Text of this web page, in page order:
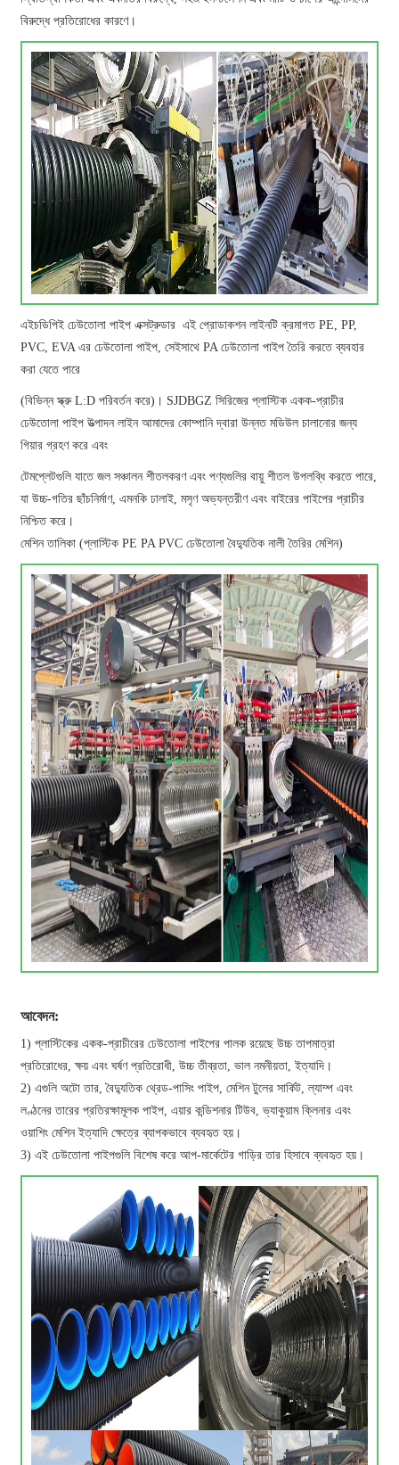
বিরুদ্ধে প্রতিরোধের কারণে।
এইচডিপিই ঢেউতোলা পাইপ এক্সট্রুডার এই প্রোডাকশন লাইনটি ক্রমাগত PE, PP,
PVC, EVA এর ঢেউতোলা পাইপ, সেইসাথে PA ঢেউতোলা পাইপ তৈরি করতে ব্যবহার
করা যেতে পারে
(বিভিন্ন স্ক্রু L:D পরিবর্তন করে)। SJDBGZ সিরিজের প্লাস্টিক একক-প্রাচীর
ঢেউতোলা পাইপ উত্পাদন লাইন আমাদের কোম্পানি দ্বারা উন্নত মডিউল চালানোর জন্য
গিয়ার গ্রহণ করে এবং
টেমপ্লেটগুলি যাতে জল সঞ্চালন শীতলকরণ এবং পণ্যগুলির বায়ু শীতল উপলব্ধি করতে পারে,
যা উচ্চ-গতির ছাঁচনির্মাণ, এমনকি ঢালাই, মসৃণ অভ্যন্তরীণ এবং বাইরের পাইপের প্রাচীর
নিশ্চিত করে।
মেশিন তালিকা (প্লাস্টিক PE PA PVC ঢেউতোলা বৈদ্যুতিক নালী তৈরির মেশিন)
আবেদন:
1) প্লাস্টিকের একক-প্রাচীরের ঢেউতোলা পাইপের পালক রয়েছে উচ্চ তাপমাত্রা
প্রতিরোধের, ক্ষয় এবং ঘর্ষণ প্রতিরোধী, উচ্চ তীব্রতা, ভাল নমনীয়তা, ইত্যাদি।
2) এগুলি অটো তার, বৈদ্যুতিক থ্রেড-পাসিং পাইপ, মেশিন টুলের সার্কিট, ল্যাম্প এবং
লণ্ঠনের তারের প্রতিরক্ষামূলক পাইপ, এয়ার কন্ডিশনার টিউব, ভ্যাকুয়াম ক্লিনার এবং
ওয়াশিং মেশিন ইত্যাদি ক্ষেত্রে ব্যাপকভাবে ব্যবহৃত হয়।
3) এই ঢেউতোলা পাইপগুলি বিশেষ করে আপ-মার্কেটের গাড়ির তার হিসাবে ব্যবহৃত হয়।